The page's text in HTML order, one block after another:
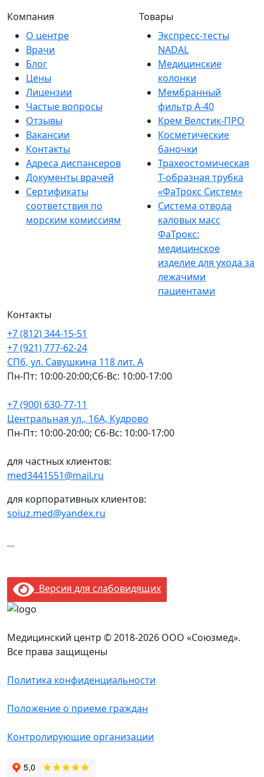
Медицинский центр © 2018-2026 ООО «Союзмед».
Все права защищены
Политика конфиденциальности
Положение о приеме граждан
Контролирующие организации
Компания
О центре
Врачи
Блог
Цены
Лицензии
Частые вопросы
Отзывы
Вакансии
Контакты
Адреса диспансеров
Документы врачей
Сертификаты
соответствия по
морским комиссиям
Товары
Экспресс-тесты
NADAL
Медицинские
колонки
Мембранный
фильтр A-40
Крем Велстик-ПРО
Косметические
баночки
Трахеостомическая
Т-образная трубка
«ФаТрокс Систем»
Система отвода
каловых масс
ФаТрокс:
медицинское
изделие для ухода за
лежачими
пациентами
Контакты
+7 (812) 344-15-51
+7 (921) 777-62-24
СПб, ул. Савушкина 118 лит. А
Пн-Пт: 10:00-20:00;Сб-Вс: 10:00-17:00
+7 (900) 630-77-11
Центральная ул., 16А, Кудрово
Пн-Пт: 10:00-20:00; Сб-Вс: 10:00-17:00
для частных клиентов:
med3441551@mail.ru
для корпоративных клиентов:
soiuz.med@yandex.ru
Версия для слабовидящих